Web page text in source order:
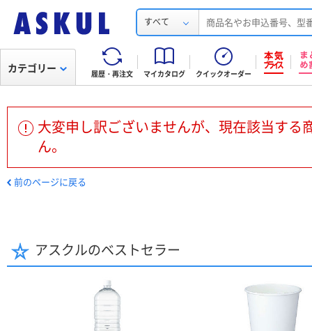
すべて
履歴・再注文 マイカタログ クイックオーダー
カテゴリー
大変申し訳ございませんが、現在該当する
ん。
前のページに戻る
アスクルのベストセラー